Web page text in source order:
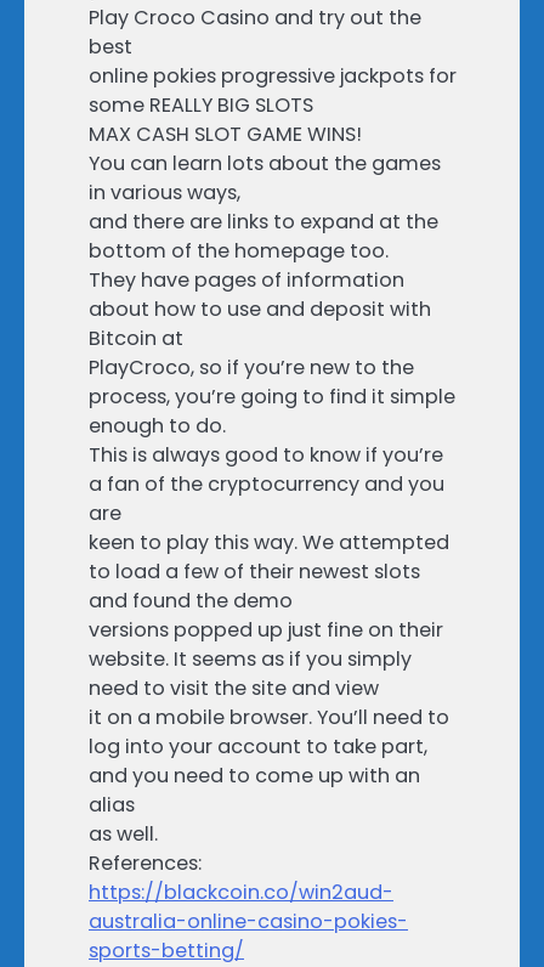
Play Croco Casino and try out the
best
online pokies progressive jackpots for
some REALLY BIG SLOTS
MAX CASH SLOT GAME WINS!
You can learn lots about the games
in various ways,
and there are links to expand at the
bottom of the homepage too.
They have pages of information
about how to use and deposit with
Bitcoin at
PlayCroco, so if you’re new to the
process, you’re going to find it simple
enough to do.
This is always good to know if you’re
a fan of the cryptocurrency and you
are
keen to play this way. We attempted
to load a few of their newest slots
and found the demo
versions popped up just fine on their
website. It seems as if you simply
need to visit the site and view
it on a mobile browser. You’ll need to
log into your account to take part,
and you need to come up with an
alias
as well.
References:
https://blackcoin.co/win2aud-
australia-online-casino-pokies-
sports-betting/